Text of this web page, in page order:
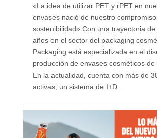
«La idea de utilizar PET y rPET en
envases nació de nuestro
sostenibilidad» Con una trayectoria
años en el sector del packaging
Packaging está especializada en el
producción de envases cosméticos de
En la actualidad, cuenta con más de
activas, un sistema de I+D ...